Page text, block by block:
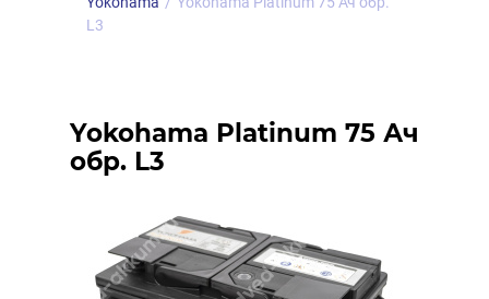
L3
Yokohama Platinum 75 Ач
обр. L3